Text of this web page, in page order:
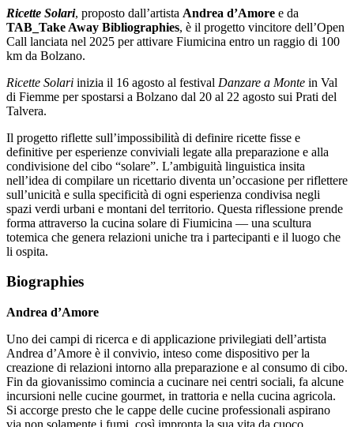
Ricette Solari, proposto dall’artista Andrea d’Amore e da
TAB_Take Away Bibliographies, è il progetto vincitore dell’Open
Call lanciata nel 2025 per attivare Fiumicina entro un raggio di 100
km da Bolzano.
Ricette Solari inizia il 16 agosto al festival Danzare a Monte in Val
di Fiemme per spostarsi a Bolzano dal 20 al 22 agosto sui Prati del
Talvera.
Il progetto riflette sull’impossibilità di definire ricette fisse e
definitive per esperienze conviviali legate alla preparazione e alla
condivisione del cibo “solare”. L’ambiguità linguistica insita
nell’idea di compilare un ricettario diventa un’occasione per riflettere
sull’unicità e sulla specificità di ogni esperienza condivisa negli
spazi verdi urbani e montani del territorio. Questa riflessione prende
forma attraverso la cucina solare di Fiumicina — una scultura
totemica che genera relazioni uniche tra i partecipanti e il luogo che
li ospita.
Biographies
Andrea d’Amore
Uno dei campi di ricerca e di applicazione privilegiati dell’artista
Andrea d’Amore è il convivio, inteso come dispositivo per la
creazione di relazioni intorno alla preparazione e al consumo di cibo.
Fin da giovanissimo comincia a cucinare nei centri sociali, fa alcune
incursioni nelle cucine gourmet, in trattoria e nella cucina agricola.
Si accorge presto che le cappe delle cucine professionali aspirano
via non solamente i fumi, così impronta la sua vita da cuoco